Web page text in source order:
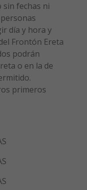
sin fechas ni
día y hora y
Frontón Ereta
podrán
o en la de
primeros